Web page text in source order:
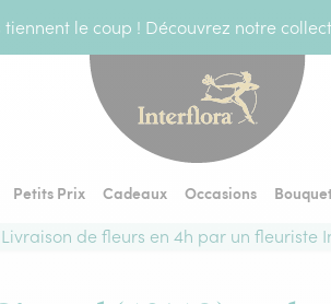
tiennent le coup ! Découvrez notre
Petits Prix Cadeaux Occasions
Livraison de fleurs en 4h par un fleuriste